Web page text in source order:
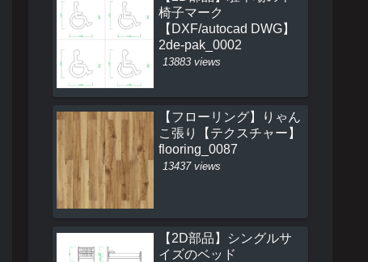
椅子マーク
【DXF/autocad DWG】
2de-pak_0002
13883 views
【フローリング】りゃん
こ張り【テクスチャー】
flooring_0087
13437 views
【2D部品】シングルサ
イズのベッド